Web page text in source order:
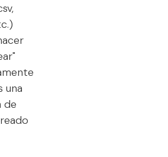
una
de